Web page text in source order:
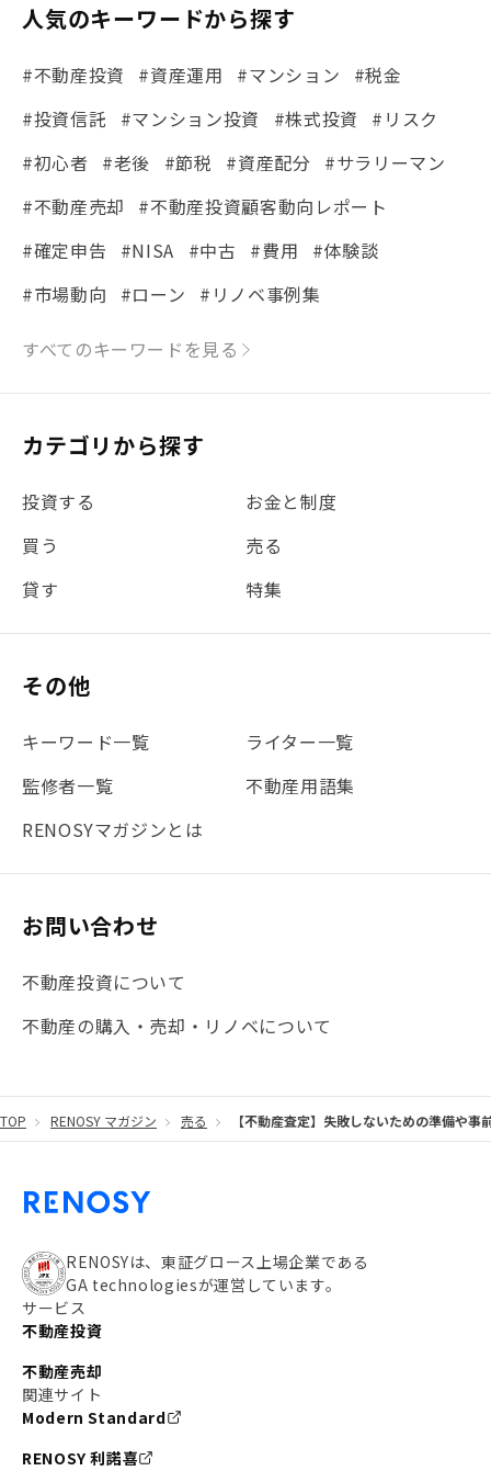
人気のキーワードから探す
#不動産投資 #資産運用 #マンション
#税金
#投資信託
#マンション投資 #株式投資
#リスク
#初心者
#老後 #節税 #資産配分 #サラリーマン
#不動産売却
#不動産投資顧客動向レポート
#確定申告
#NISA #中古 #費用
#体験談
#市場動向
#ローン
#リノベ事例集
#シミュレーション #まちの住みやすさ発見！
#REIT
#新型コロナ #ETF #固定資産税
#団体信用生命保険
#贈与税 #災害に備える
#書類
#リノシーチャンネル
#不動産投資体験レポ
#地震対策
#セミナー #渋谷
#ふるさと納税
#法人化
#クラウドファンディング #JR京浜東北線
#まとめ #融資 #目黒
#JR湘南新宿ライン
#20代 #都営浅草線
#東急東横線
#都営大江戸線
#都営三田線 #不労所得
#私の資産ポートフォリオ
#わたしのリノベーションストーリー #JR横須賀線
#東京メトロ副都心線
#東京メトロ銀座線
#東京メトロ半蔵門線
すべてのキーワードを見る
カテゴリから探す
投資する
お金と制度
買う
売る
貸す
特集
その他
キーワード一覧
ライター一覧
監修者一覧
不動産用語集
RENOSYマガジンとは
お問い合わせ
不動産投資について
不動産の購入・売却・リノベについて
TOP RENOSY マガジン 売る 【不動産査定】失敗しないための準備や事
RENOSYは、東証グロース上場企業である
GA technologiesが運営しています。
サービス
不動産投資
不動産売却
関連サイト
Modern Standard
RENOSY 利諾喜